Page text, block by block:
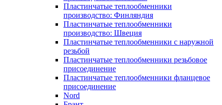
Пластинчатые теплообменники
производство: Финляндия
Пластинчатые теплообменники
производство: Швеция
Пластинчатые теплообменники с наружной
резьбой
Пластинчатые теплообменники резьбовое
присоединение
Пластинчатые теплообменники фланцевое
присоединение
Nord